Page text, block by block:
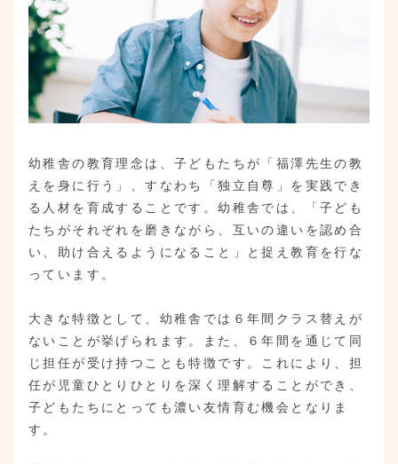
幼稚舎の教育理念は、子どもたちが「福澤先生の教
えを身に行う」、すなわち「独立自尊」を実践でき
る人材を育成することです。幼稚舎では、「子ども
たちがそれぞれを磨きながら、互いの違いを認め合
い、助け合えるようになること」と捉え教育を行な
っています。
大きな特徴として、幼稚舎では６年間クラス替えが
ないことが挙げられます。また、６年間を通じて同
じ担任が受け持つことも特徴です。これにより、担
任が児童ひとりひとりを深く理解することができ、
子どもたちにとっても濃い友情育む機会となりま
す。